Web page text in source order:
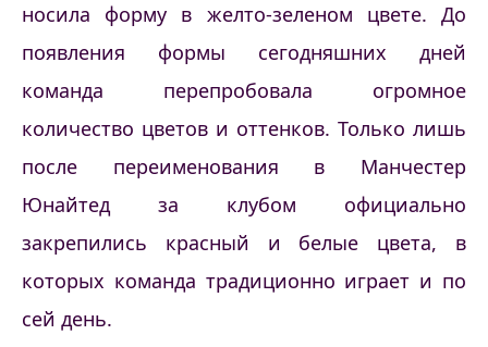
носила форму в желто-зеленом цвете. До
появления формы сегодняшних дней
команда перепробовала огромное
количество цветов и оттенков. Только лишь
после переименования в Манчестер
Юнайтед за клубом официально
закрепились красный и белые цвета, в
которых команда традиционно играет и по
сей день.